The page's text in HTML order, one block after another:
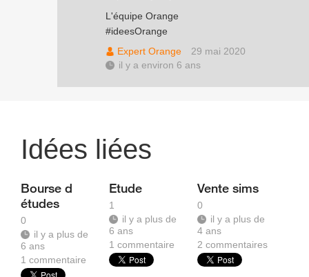
L'équipe Orange
#ideesOrange
Expert Orange
29 mai 2020
il y a environ 6 ans
Idées liées
Bourse d
études
0
il y a plus de
6 ans
1 commentaire
Etude
1
il y a plus de
6 ans
1commentaire
Vente sims
0
il y a plus de
4 ans
2commentaires